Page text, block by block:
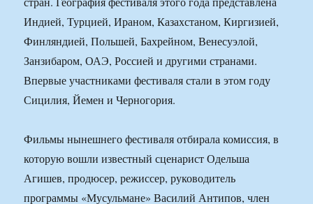
Индией, Турцией, Ираном, Казахстаном, Киргизией,
Финляндией, Польшей, Бахрейном, Венесуэлой,
Занзибаром, ОАЭ, Россией и другими странами.
Впервые участниками фестиваля стали в этом году
Сицилия, Йемен и Черногория.
Фильмы нынешнего фестиваля отбирала комиссия, в
которую вошли известный сценарист Одельша
Агишев, продюсер, режиссер, руководитель
программы «Мусульмане» Василий Антипов, член